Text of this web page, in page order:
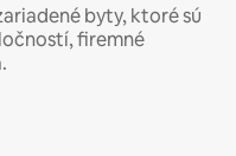
byty, ktoré sú
firemné